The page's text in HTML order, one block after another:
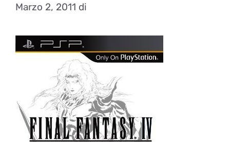
Marzo 2, 2011 di